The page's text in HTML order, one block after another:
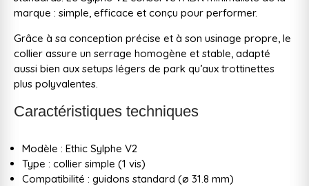
marque : simple, efficace et conçu pour performer.
Grâce à sa conception précise et à son usinage propre, le
collier assure un serrage homogène et stable, adapté
aussi bien aux setups légers de park qu’aux trottinettes
plus polyvalentes.
Caractéristiques techniques
Modèle : Ethic Sylphe V2
Type : collier simple (1 vis)
Compatibilité : guidons standard (ø 31.8 mm)